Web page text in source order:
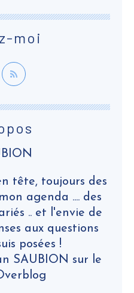
moi
tête, toujours des
agenda .... des
.. et l'envie de
aux questions
posées !
SAUBION sur le